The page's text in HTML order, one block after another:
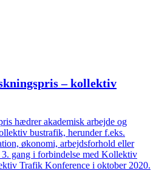
– kollektiv
hædrer akademisk arbejde og
bustrafik, herunder f.eks.
økonomi, arbejdsforhold eller
gang i forbindelse med Kollektiv
Trafik Konference i oktober 2020.